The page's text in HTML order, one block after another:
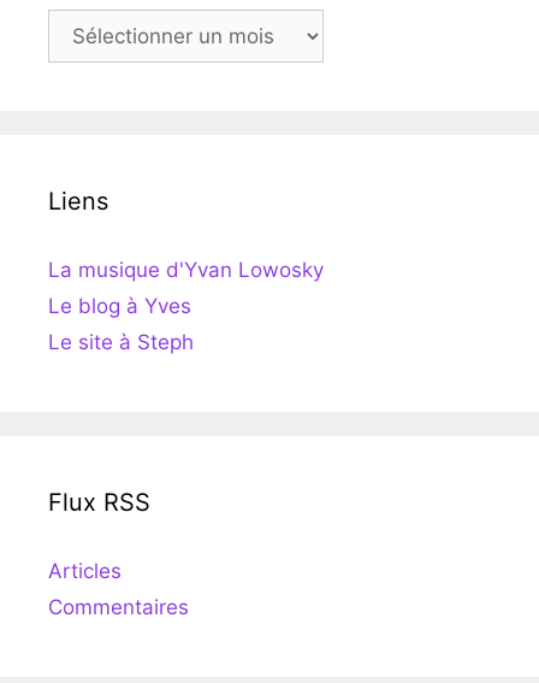
Archives
Liens
La musique d'Yvan Lowosky
Le blog à Yves
Le site à Steph
Flux RSS
Articles
Commentaires